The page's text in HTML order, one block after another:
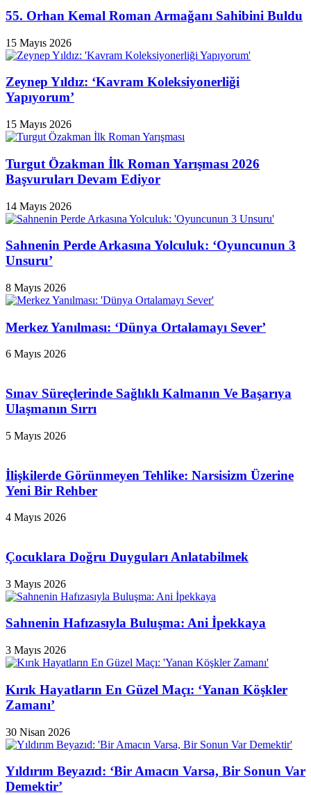
55. Orhan Kemal Roman Armağanı Sahibini Buldu
15 Mayıs 2026
Zeynep Yıldız: ‘Kavram Koleksiyonerliği
Yapıyorum’
15 Mayıs 2026
Turgut Özakman İlk Roman Yarışması 2026
Başvuruları Devam Ediyor
14 Mayıs 2026
Sahnenin Perde Arkasına Yolculuk: ‘Oyuncunun 3
Unsuru’
8 Mayıs 2026
Merkez Yanılması: ‘Dünya Ortalamayı Sever’
6 Mayıs 2026
Sınav Süreçlerinde Sağlıklı Kalmanın Ve Başarıya
Ulaşmanın Sırrı
5 Mayıs 2026
İlişkilerde Görünmeyen Tehlike: Narsisizm Üzerine
Yeni Bir Rehber
4 Mayıs 2026
Çocuklara Doğru Duyguları Anlatabilmek
3 Mayıs 2026
Sahnenin Hafızasıyla Buluşma: Ani İpekkaya
3 Mayıs 2026
Kırık Hayatların En Güzel Maçı: ‘Yanan Köşkler
Zamanı’
30 Nisan 2026
Yıldırım Beyazıd: ‘Bir Amacın Varsa, Bir Sonun Var
Demektir’